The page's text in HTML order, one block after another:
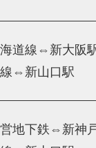
道線⇔新大阪
⇔新山口駅
地下鉄⇔新神